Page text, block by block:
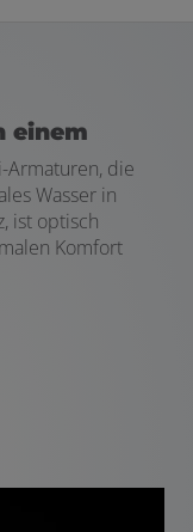
einem
die
Wasser in
ist optisch
Komfort